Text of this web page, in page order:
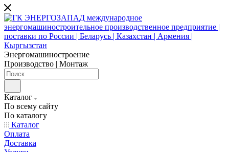
Энергомашиностроение
Производство | Монтаж
Каталог
По всему сайту
По каталогу
Каталог
Оплата
Доставка